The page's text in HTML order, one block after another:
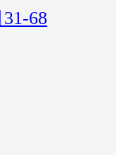
68